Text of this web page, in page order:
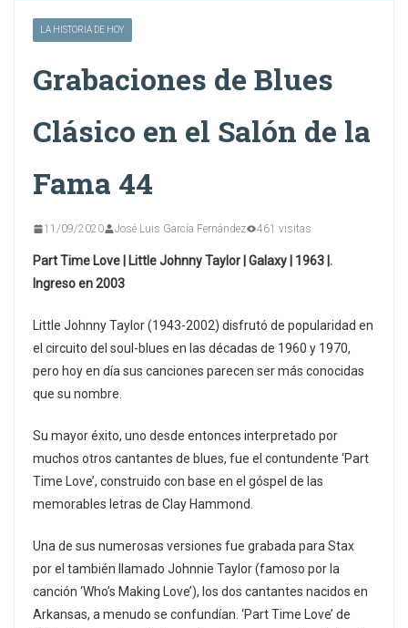
LA HISTORIA DE HOY
Grabaciones de Blues
Clásico en el Salón de la
Fama 44
11/09/2020 José Luis García Fernández 461 visitas
Part Time Love | Little Johnny Taylor | Galaxy | 1963 |.
Ingreso en 2003
Little Johnny Taylor (1943-2002) disfrutó de popularidad en
el circuito del soul-blues en las décadas de 1960 y 1970,
pero hoy en día sus canciones parecen ser más conocidas
que su nombre.
Su mayor éxito, uno desde entonces interpretado por
muchos otros cantantes de blues, fue el contundente ‘Part
Time Love’, construido con base en el góspel de las
memorables letras de Clay Hammond.
Una de sus numerosas versiones fue grabada para Stax
por el también llamado Johnnie Taylor (famoso por la
canción ‘Who’s Making Love’), los dos cantantes nacidos en
Arkansas, a menudo se confundían. ‘Part Time Love’ de